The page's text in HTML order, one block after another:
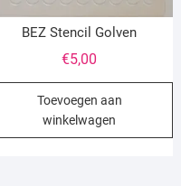
BEZ Stencil Golven
€5,00
Toevoegen aan
winkelwagen